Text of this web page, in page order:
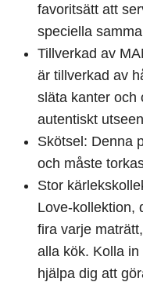
favoritsätt att
speciella
Tillverkad av
är tillverkad av
släta kanter och
autentiskt
Skötsel: Denna
och måste
Stor
Love-kollektion,
fira varje
alla kök. Kolla
hjälpa dig att